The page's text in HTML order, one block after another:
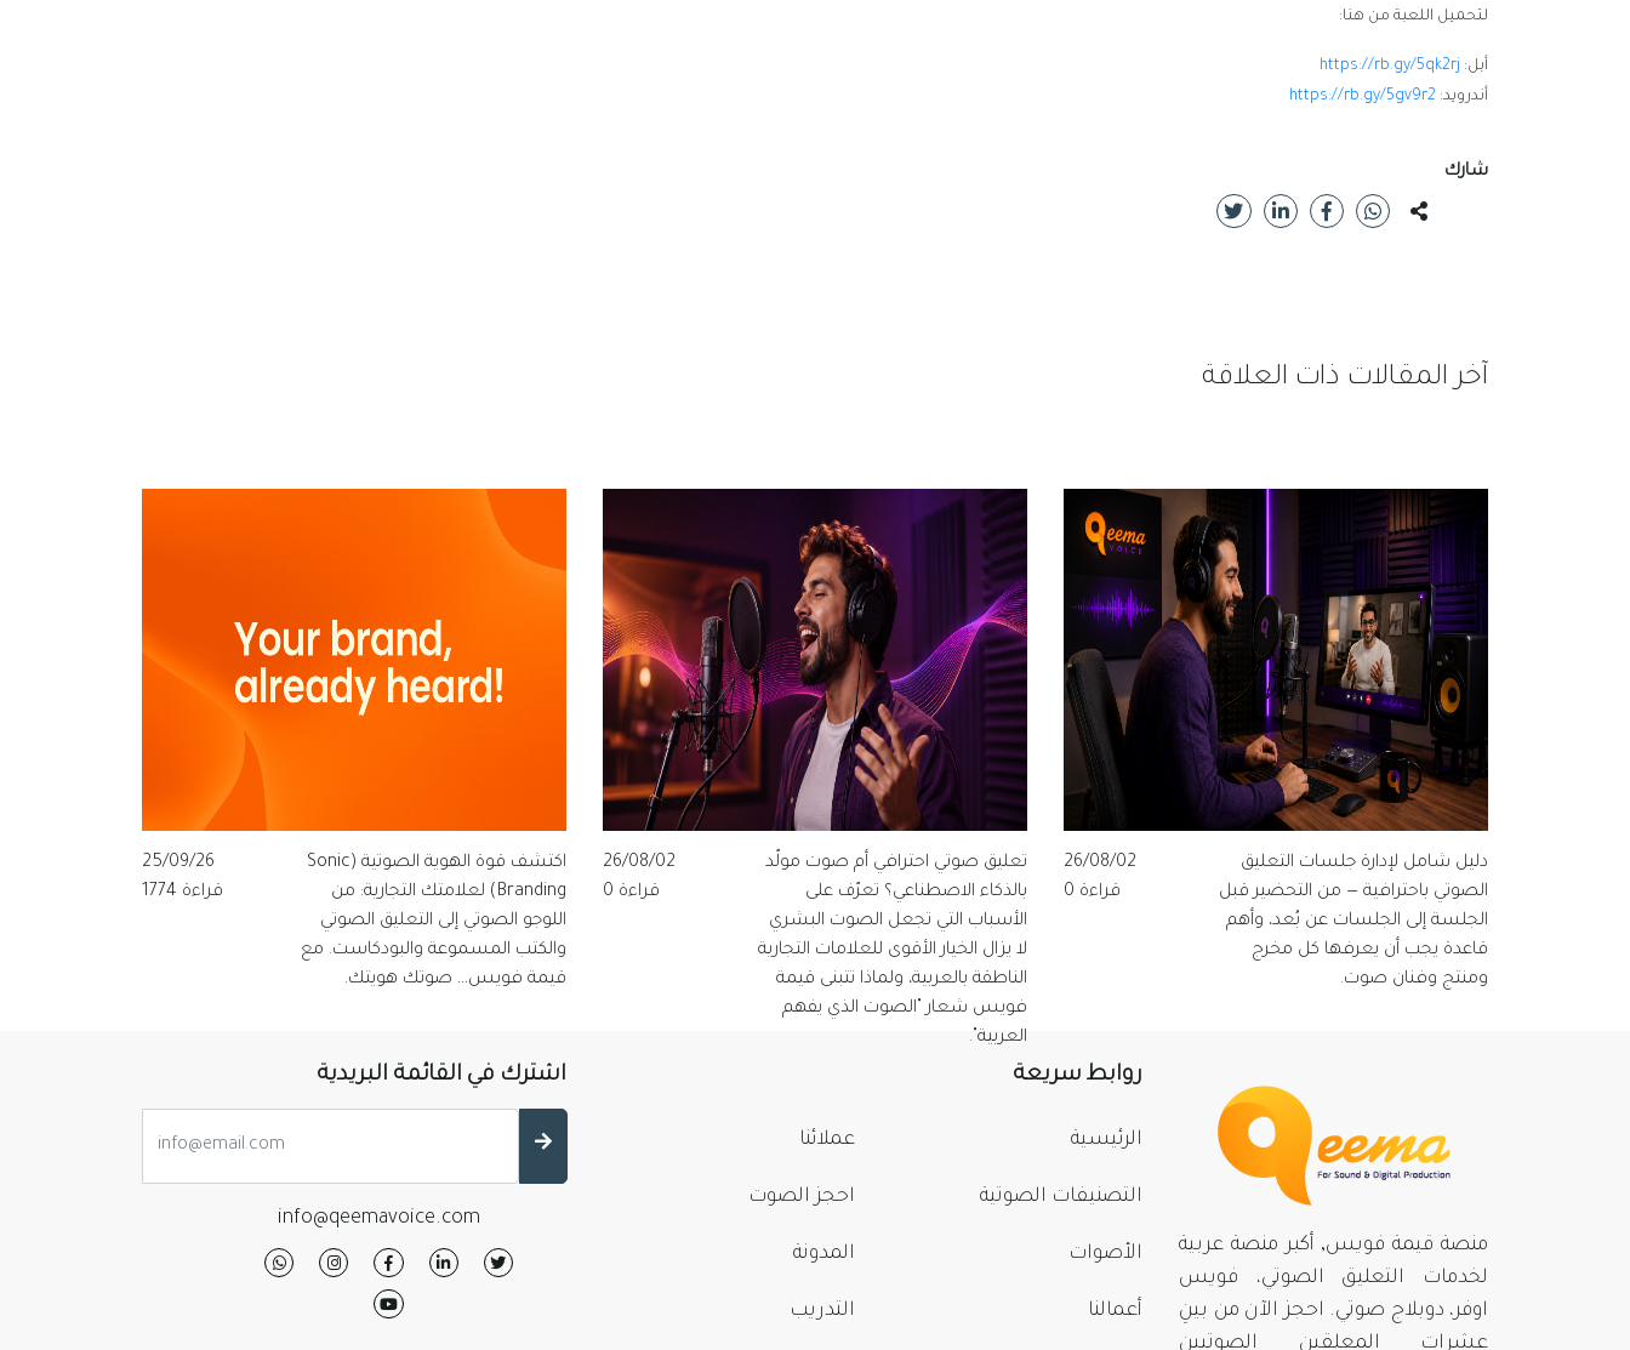
لتحميل اللعبة من هنا:
أبل:
أندرويد: https://rb.gy/5gv9r2
شارك
آخر المقالات ذات العلاقة
دليل شامل لإدارة جلسات التعليق
الصوتي باحترافية — من التحضير قبل
الجلسة إلى الجلسات عن بُعد، وأهم
قاعدة يجب أن يعرفها كل مخرج
ومنتج وفنان صوت.
26/08/02
قراءة 0
تعليق صوتي احترافي أم صوت مولّد
بالذكاء الاصطناعي؟ تعرّف على
الأسباب التي تجعل الصوت البشري
لا يزال الخيار الأقوى للعلامات التجارية
الناطقة بالعربية، ولماذا تتبنى قيمة
فويس شعار "الصوت الذي يفهم
العربية".
26/08/02
قراءة 0
اكتشف قوة الهوية الصوتية (Sonic
Branding) لعلامتك التجارية: من
اللوجو الصوتي إلى التعليق الصوتي
والكتب المسموعة والبودكاست. مع
قيمة فويس… صوتك هويتك.
25/09/26
قراءة 1774
منصة قيمة فويس, أكبر منصة عربية
لخدمات التعليق الصوتي، فويس
اوفر، دوبلاج صوتي. احجز الآن من بينِ
عشرات المعلقين الصوتيين
روابط سريعة
الرئيسية
التصنيفات الصوتية
الأصوات
أعمالنا
عملائنا
احجز الصوت
المدونة
التدريب
اشترك في القائمة البريدية
info@qeemavoice.com